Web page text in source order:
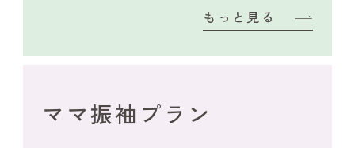
もっと見る
ママ振袖プラン